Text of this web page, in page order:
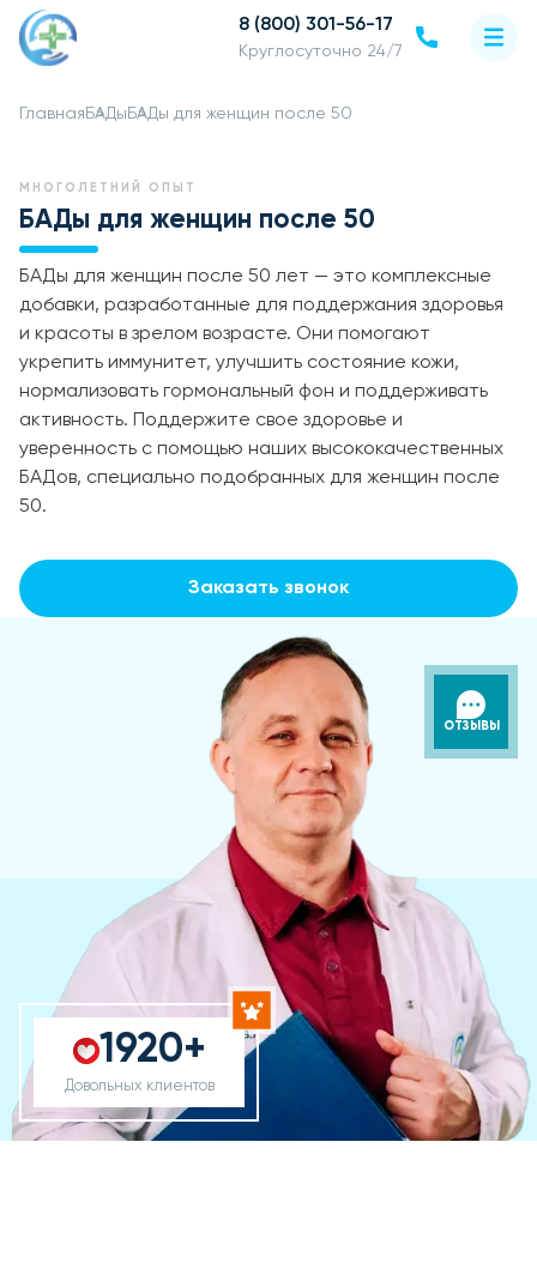
8 (800) 301-56-17
Круглосуточно 24/7
Главная БАДы БАДы для женщин после 50
МНОГОЛЕТНИЙ ОПЫТ
БАДы для женщин после 50
БАДы для женщин после 50 лет — это комплексные
добавки, разработанные для поддержания здоровья
и красоты в зрелом возрасте. Они помогают
укрепить иммунитет, улучшить состояние кожи,
нормализовать гормональный фон и поддерживать
активность. Поддержите свое здоровье и
уверенность с помощью наших высококачественных
БАДов, специально подобранных для женщин после
50.
Заказать звонок
1920+
Довольных клиентов
ОТЗЫВЫ